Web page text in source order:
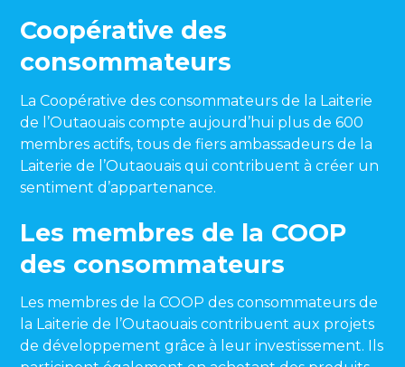
Coopérative des
consommateurs
La Coopérative des consommateurs de la Laiterie
de l’Outaouais compte aujourd’hui plus de 600
membres actifs, tous de fiers ambassadeurs de la
Laiterie de l’Outaouais qui contribuent à créer un
sentiment d’appartenance.
Les membres de la COOP
des consommateurs
Les membres de la COOP des consommateurs de
la Laiterie de l’Outaouais contribuent aux projets
de développement grâce à leur investissement. Ils